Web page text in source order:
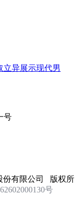
立异展示现代男
号
份有限公司 版权所
号